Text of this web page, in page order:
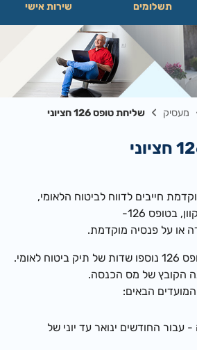
תשלומים שירות אישי
שליחת טופס 126 חציוני
חייבים לדווח לביטוח הלאומי,
126-
או על פנסיה מוקדמת.
למבנה הקובץ לדיווח טופס 126 נוספו שדות של תיק ביטוח לאומי.
הקובץ של מס הכנסה.
הבאים:
- עבור החודשים ינואר עד יוני של